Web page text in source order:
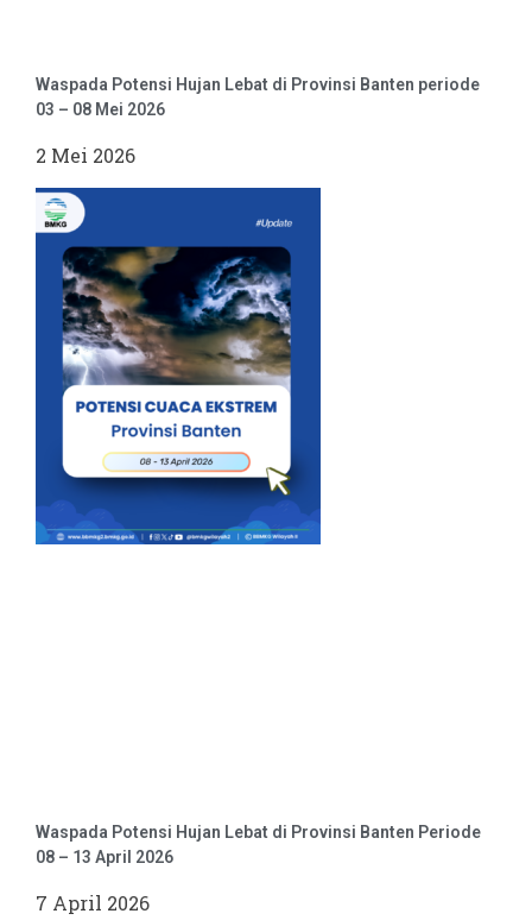
Waspada Potensi Hujan Lebat di Provinsi Banten periode
03 – 08 Mei 2026
2 Mei 2026
Waspada Potensi Hujan Lebat di Provinsi Banten Periode
08 – 13 April 2026
7 April 2026